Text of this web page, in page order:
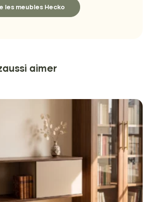
les meubles Hecko
aussi aimer